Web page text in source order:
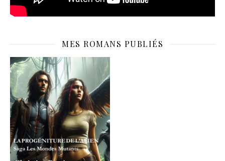
MES ROMANS PUBLIÉS